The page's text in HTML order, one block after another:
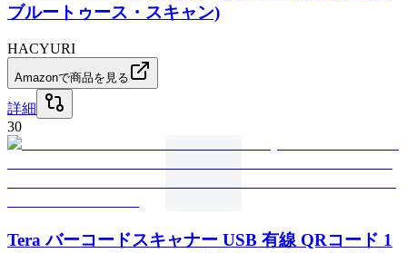
ブルートゥース・スキャン)
HACYURI
Amazonで商品を見る
詳細
30
Tera バーコードスキャナー USB 有線 QRコード 1